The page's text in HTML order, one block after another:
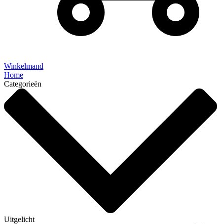
Winkelmand
Home
Categorieën
Uitgelicht